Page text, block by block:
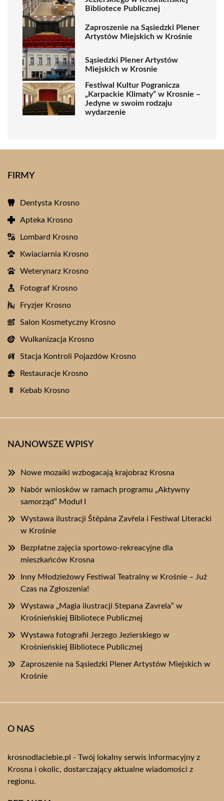
Bibliotece Publicznej
Zaproszenie na Sąsiedzki Plener
Artystów Miejskich w Krośnie
Sąsiedzki Plener Artystów
Miejskich w Krosnie
Festiwal Kultur Pogranicza
„Karpackie Klimaty” w Krosnie –
Jedyne w swoim rodzaju
wydarzenie
FIRMY
Dentysta Krosno
Apteka Krosno
Lombard Krosno
Kwiaciarnia Krosno
Weterynarz Krosno
Fotograf Krosno
Fryzjer Krosno
Salon Kosmetyczny Krosno
Wulkanizacja Krosno
Stacja Kontroli Pojazdów Krosno
Restauracje Krosno
Kebab Krosno
NAJNOWSZE WPISY
Nowe mozaiki wzbogacają krajobraz Krosna
Nabór wniosków w ramach programu „Aktywny
samorząd” Moduł I
Wystawa ilustracji Štěpána Zavřela i Festiwal Literacki
w Krośnie
Bezpłatne zajęcia sportowo-rekreacyjne dla
mieszkańców Krosna
Inny Młodzieżowy Festiwal Teatralny w Krośnie – Już
Czas na Zgłoszenia!
Wystawa „Magia ilustracji Stepana Zavrela” w
Krośnieńskiej Bibliotece Publicznej
Wystawa fotografii Jerzego Jezierskiego w
Krośnieńskiej Bibliotece Publicznej
Zaproszenie na Sąsiedzki Plener Artystów Miejskich w
Krośnie
O NAS
krosnodlaciebie.pl - Twój lokalny serwis informacyjny z
Krosna i okolic, dostarczający aktualne wiadomości z
regionu.